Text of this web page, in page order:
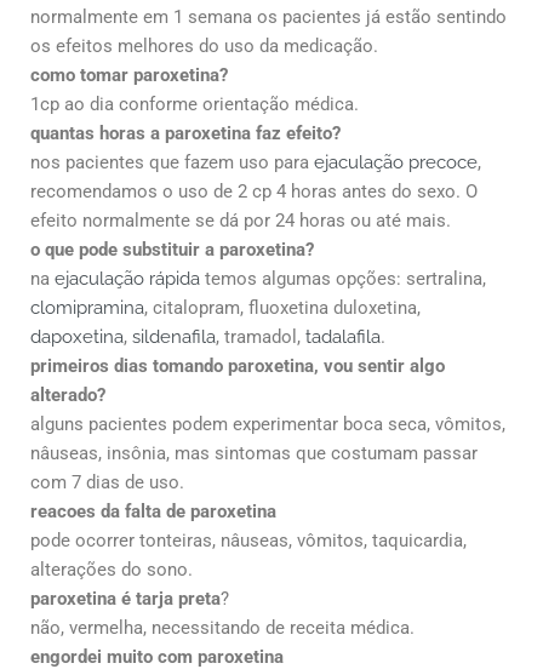
normalmente em 1 semana os pacientes já estão sentindo
os efeitos melhores do uso da medicação.
como tomar paroxetina?
1cp ao dia conforme orientação médica.
quantas horas a paroxetina faz efeito?
nos pacientes que fazem uso para ejaculação precoce,
recomendamos o uso de 2 cp 4 horas antes do sexo. O
efeito normalmente se dá por 24 horas ou até mais.
o que pode substituir a paroxetina?
na ejaculação rápida temos algumas opções: sertralina,
clomipramina, citalopram, fluoxetina duloxetina,
dapoxetina, sildenafila, tramadol, tadalafila.
primeiros dias tomando paroxetina, vou sentir algo
alterado?
alguns pacientes podem experimentar boca seca, vômitos,
nâuseas, insônia, mas sintomas que costumam passar
com 7 dias de uso.
reacoes da falta de paroxetina
pode ocorrer tonteiras, nâuseas, vômitos, taquicardia,
alterações do sono.
paroxetina é tarja preta?
não, vermelha, necessitando de receita médica.
engordei muito com paroxetina